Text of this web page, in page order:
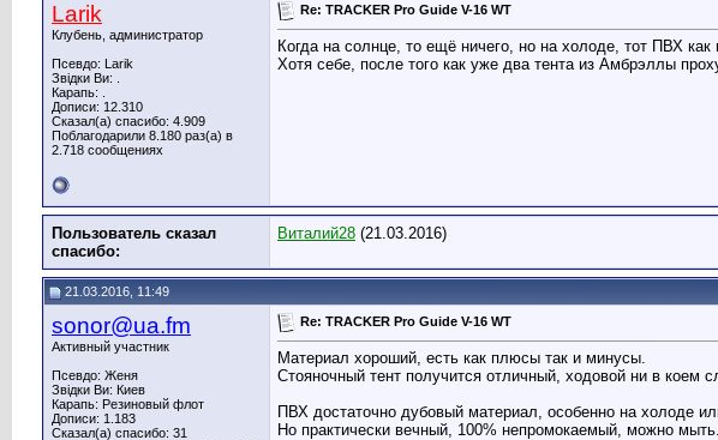
Larik
Клубень, администратор
Псевдо: Larik
Звідки Ви: .
Карапь: .
Дописи: 12.310
Сказал(а) спасибо: 4.909
Поблагодарили 8.180 раз(а) в
2.718 сообщениях
Re: TRACKER Pro Guide V-16 WT
Когда на солнце, то ещё ничего, но на холоде, тот ПВХ
Хотя себе, после того как уже два тента из Амбрэллы
Пользователь сказал
cпасибо:
Виталий28 (21.03.2016)
21.03.2016, 11:49
sonor@ua.fm
Активный участник
Псевдо: Женя
Звідки Ви: Киев
Карапь: Резиновый флот
Дописи: 1.183
Сказал(а) спасибо: 31
Re: TRACKER Pro Guide V-16 WT
Материал хороший, есть как плюсы так и минусы.
Стояночный тент получится отличный, ходовой ни в коем
ПВХ достаточно дубовый материал, особенно на холоде
Но практически вечный, 100% непромокаемый, можно мыть.